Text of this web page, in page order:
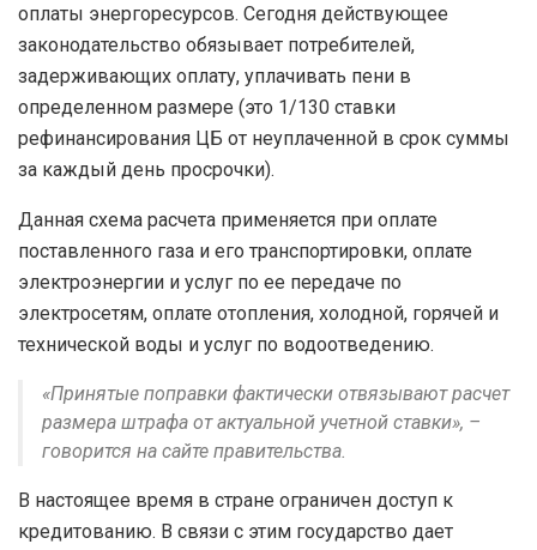
оплаты энергоресурсов. Сегодня действующее
законодательство обязывает потребителей,
задерживающих оплату, уплачивать пени в
определенном размере (это 1/130 ставки
рефинансирования ЦБ от неуплаченной в срок суммы
за каждый день просрочки).
Данная схема расчета применяется при оплате
поставленного газа и его транспортировки, оплате
электроэнергии и услуг по ее передаче по
электросетям, оплате отопления, холодной, горячей и
технической воды и услуг по водоотведению.
«Принятые поправки фактически отвязывают расчет
размера штрафа от актуальной учетной ставки», –
говорится на сайте правительства.
В настоящее время в стране ограничен доступ к
кредитованию. В связи с этим государство дает